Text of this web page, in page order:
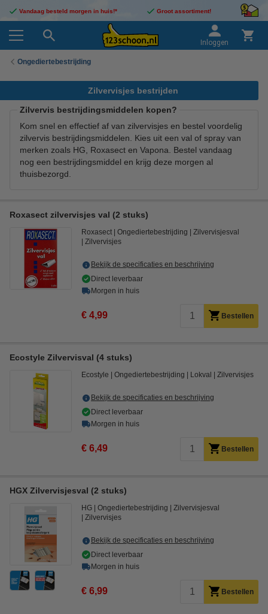
Vandaag besteld morgen in huis!* Groot assortiment!
Inloggen
Ongediertebestrijding
Zilvervisjes bestrijden
Zilvervis bestrijdingsmiddelen kopen?
Kom snel en effectief af van zilvervisjes en bestel voordelig
zilvervis bestrijdingsmiddelen. Kies uit een val of spray van
merken zoals HG, Roxasect en Vapona. Bestel vandaag
nog een bestrijdingsmiddel en krijg deze morgen al
thuisbezorgd.
Roxasect zilvervisjes val (2 stuks)
Roxasect Ongediertebestrijding
Zilvervisjesval
Zilvervisjes
Bekijk de specificaties en beschrijving
Direct leverbaar
Morgen in huis
€ 4,99 Bestellen
Ecostyle Zilvervisval (4 stuks)
Ecostyle Ongediertebestrijding Lokval Zilvervisjes
Bekijk de specificaties en beschrijving
Direct leverbaar
Morgen in huis
€ 6,49 Bestellen
HGX Zilvervisjesval (2 stuks)
HG Ongediertebestrijding
Zilvervisjesval
Zilvervisjes
Bekijk de specificaties en beschrijving
Direct leverbaar
Morgen in huis
€ 6,99 Bestellen